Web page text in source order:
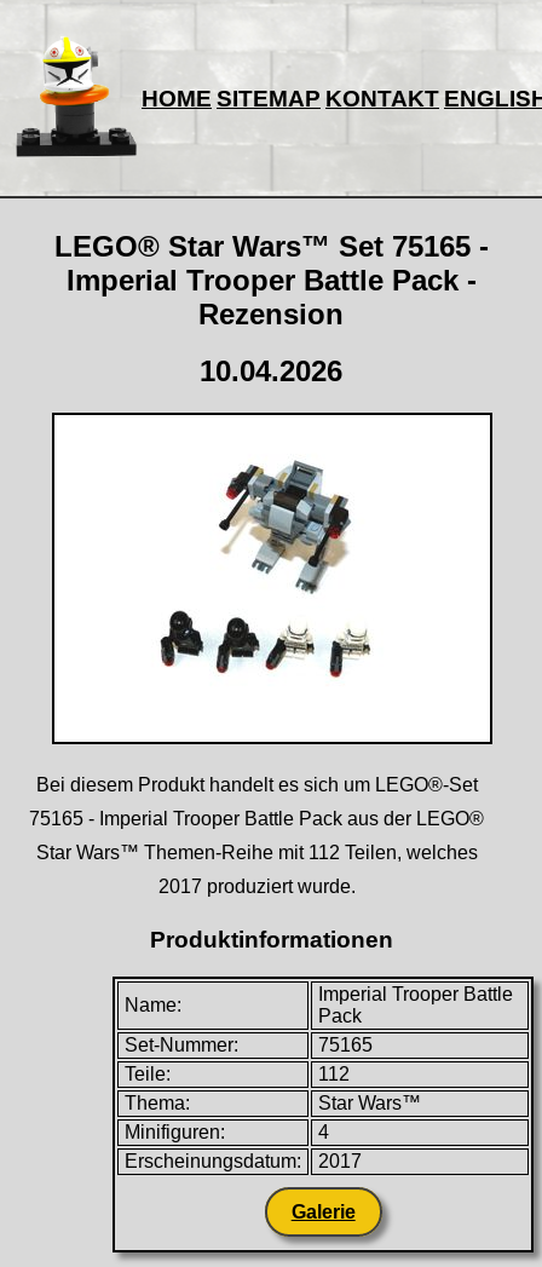
HOME SITEMAP KONTAKT
LEGO® Star Wars™ Set 75165 -
Imperial Trooper Battle Pack -
Rezension
10.04.2026
Bei diesem Produkt handelt es sich um LEGO®-Set
75165 - Imperial Trooper Battle Pack aus der LEGO®
Star Wars™ Themen-Reihe mit 112 Teilen, welches
2017 produziert wurde.
Produktinformationen
Name:
Imperial Trooper Battle
Pack
Set-Nummer:
75165
Teile:
112
Thema:
Star Wars™
Minifiguren:
4
Erscheinungsdatum:
2017
Galerie